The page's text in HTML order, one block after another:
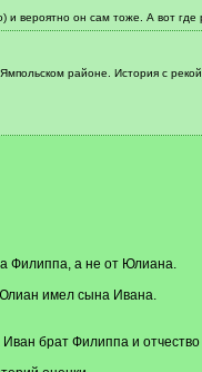
вероятно он сам тоже. А вот
районе. История с
Филиппа, а не от Юлиана.
имел сына Ивана.
брат Филиппа и отчество